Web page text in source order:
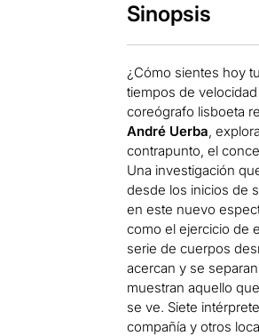
Sinopsis
¿Cómo sientes hoy
tiempos de
coreógrafo lisboeta
André Uerba,
contrapunto, el
Una investigación
desde los inicios de
en este nuevo
como el ejercicio de
serie de cuerpos
acercan y se
muestran aquello
se ve. Siete
compañía y otros